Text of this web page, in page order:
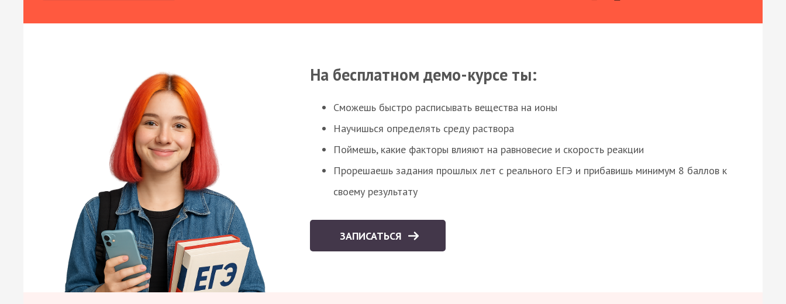
На бесплатном демо-курсе ты:
Сможешь быстро расписывать вещества на ионы
Научишься определять среду раствора
Поймешь, какие факторы влияют на равновесие и скорость реакции
Прорешаешь задания прошлых лет с реального ЕГЭ и прибавишь минимум 8 баллов к
своему результату
ЗАПИСАТЬСЯ